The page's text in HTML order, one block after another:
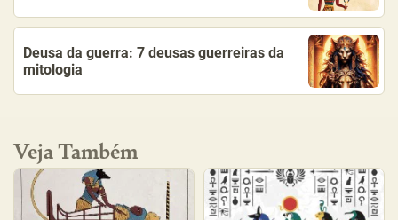
Deusa da guerra: 7 deusas guerreiras da
mitologia
Veja Também